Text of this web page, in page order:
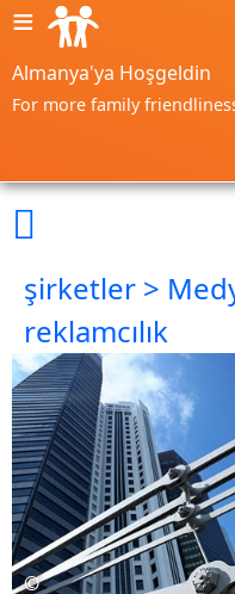
≡
Almanya'ya Hoşgeldin
For more family

şirketler >
reklamcılık
©